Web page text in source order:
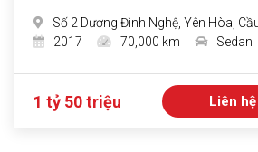
Số 2 Dương Đình Nghệ, Yên Hòa,
2017
70,000 km Sedan
1 tỷ 50 triệu Liên hệ